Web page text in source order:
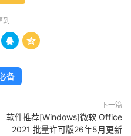
到
 
备
下一篇
软件推荐[Windows]微软 Office
2021 批量许可版26年5月更新